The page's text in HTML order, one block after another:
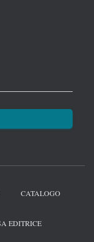
CATALOGO
EDITRICE